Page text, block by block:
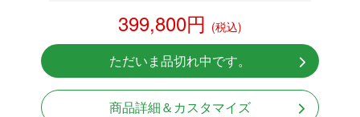
RX9070XT 16GB
NVMeSSD 1TB
無線LAN Bluetooth対応
Windows11 Home 64bit
399,800円 (税込)
ただいま品切れ中です。
商品詳細＆カスタマイズ